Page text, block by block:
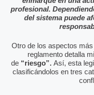
profesional.
del sistema puede
Otro de los aspectos
reglamento detalla
de “riesgo”. Así, esta
clasificándolos en tres